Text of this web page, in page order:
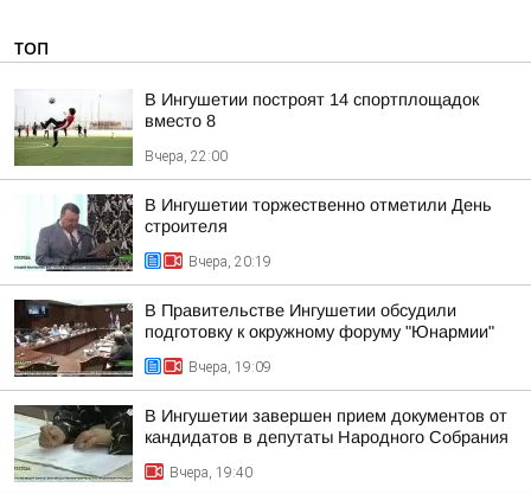
ТОП
В Ингушетии построят 14 спортплощадок
вместо 8
Вчера, 22:00
В Ингушетии торжественно отметили День
строителя
Вчера, 20:19
В Правительстве Ингушетии обсудили
подготовку к окружному форуму "Юнармии"
Вчера, 19:09
В Ингушетии завершен прием документов от
кандидатов в депутаты Народного Собрания
Вчера, 19:40